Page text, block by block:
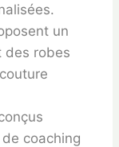
un
des robes
coaching